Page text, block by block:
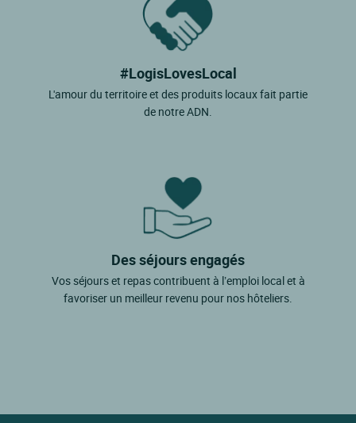
#LogisLovesLocal
L'amour du territoire et des produits locaux fait partie
de notre ADN.
Des séjours engagés
Vos séjours et repas contribuent à l’emploi local et à
favoriser un meilleur revenu pour nos hôteliers.